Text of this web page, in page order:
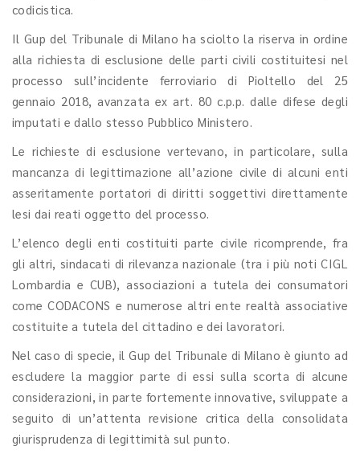
codicistica.
Il Gup del Tribunale di Milano ha sciolto la riserva in ordine
alla richiesta di esclusione delle parti civili costituitesi nel
processo sull’incidente ferroviario di Pioltello del 25
gennaio 2018, avanzata ex art. 80 c.p.p. dalle difese degli
imputati e dallo stesso Pubblico Ministero.
Le richieste di esclusione vertevano, in particolare, sulla
mancanza di legittimazione all’azione civile di alcuni enti
asseritamente portatori di diritti soggettivi direttamente
lesi dai reati oggetto del processo.
L’elenco degli enti costituiti parte civile ricomprende, fra
gli altri, sindacati di rilevanza nazionale (tra i più noti CIGL
Lombardia e CUB), associazioni a tutela dei consumatori
come CODACONS e numerose altri ente realtà associative
costituite a tutela del cittadino e dei lavoratori.
Nel caso di specie, il Gup del Tribunale di Milano è giunto ad
escludere la maggior parte di essi sulla scorta di alcune
considerazioni, in parte fortemente innovative, sviluppate a
seguito di un’attenta revisione critica della consolidata
giurisprudenza di legittimità sul punto.